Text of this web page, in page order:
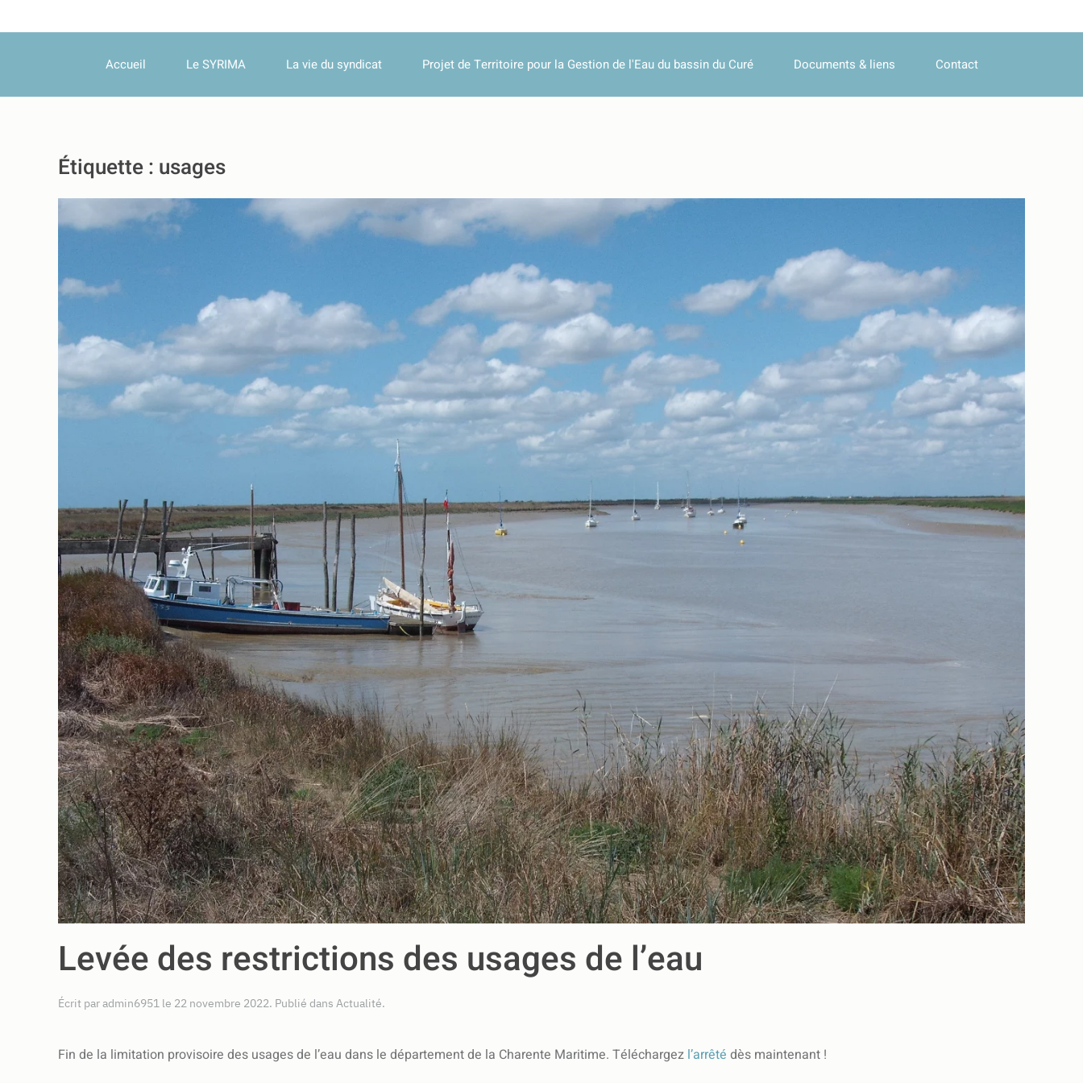
Accueil Le SYRIMA La vie du syndicat Projet de Territoire pour la Gestion de l'Eau du bassin du Curé Documents & liens Contact
Étiquette : usages
Levée des restrictions des usages de l’eau
Écrit paradmin6951 le 22 novembre 2022. Publié dans Actualité.
Fin de la limitation provisoire des usages de l’eau dans le département de la Charente Maritime. Téléchargez l’arrêté dès maintenant !